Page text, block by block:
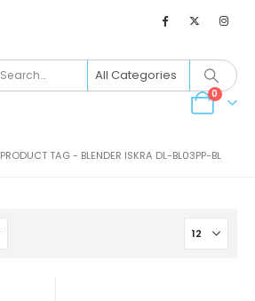
0
PRODUCT TAG - BLENDER ISKRA DL-BL03PP-BL